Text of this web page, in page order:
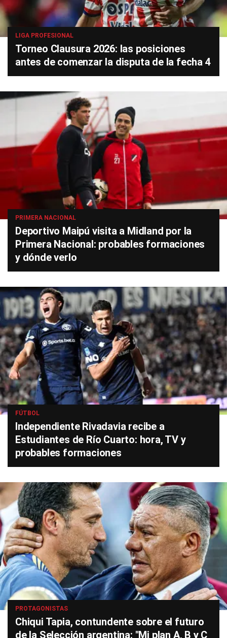
LIGA PROFESIONAL
Torneo Clausura 2026: las posiciones
antes de comenzar la disputa de la fecha 4
PRIMERA NACIONAL
Deportivo Maipú visita a Midland por la
Primera Nacional: probables formaciones
y dónde verlo
FÚTBOL
Independiente Rivadavia recibe a
Estudiantes de Río Cuarto: hora, TV y
probables formaciones
PROTAGONISTAS
Chiqui Tapia, contundente sobre el futuro
de la Selección argentina: "Mi plan A, B y C